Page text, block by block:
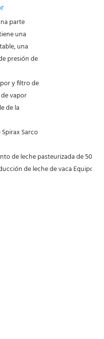
parte
una
una
presión de
y filtro de
vapor
de la
Sarco